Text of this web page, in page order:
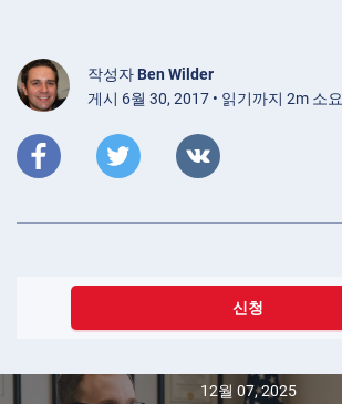
작성자 Ben Wilder
게시 6월 30, 2017 • 읽기까지 2m 소요
신청
12월 07, 2025